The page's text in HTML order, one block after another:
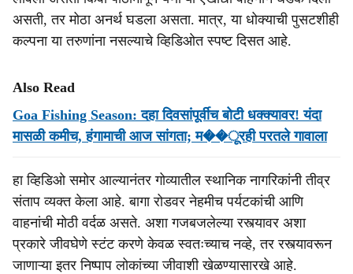
असती, तर मोठा अनर्थ घडला असता. मात्र, या धोक्याची पुसटशीही
कल्पना या तरुणांना नसल्याचे व्हिडिओत स्पष्ट दिसत आहे.
Also Read
Goa Fishing Season: दहा दिवसांपूर्वीच बोटी धक्क्यावर! यंदा
मासळी कमीच, हंगामाची आज सांगता; म��ूरही परतले गावाला
हा व्हिडिओ समोर आल्यानंतर गोव्यातील स्थानिक नागरिकांनी तीव्र
संताप व्यक्त केला आहे. बागा रोडवर नेहमीच पर्यटकांची आणि
वाहनांची मोठी वर्दळ असते. अशा गजबजलेल्या रस्त्यावर अशा
प्रकारे जीवघेणे स्टंट करणे केवळ स्वतःच्याच नव्हे, तर रस्त्यावरून
जाणाऱ्या इतर निष्पाप लोकांच्या जीवाशी खेळण्यासारखे आहे.